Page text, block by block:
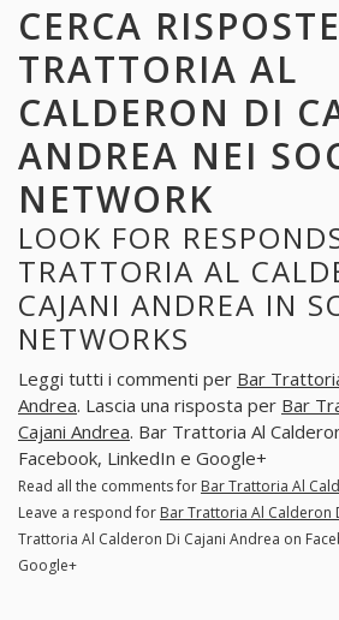
CERCA
TRATTORIA AL
CALDERON DI
ANDREA NEI
NETWORK
LOOK FOR
TRATTORIA AL
CAJANI ANDREA IN
NETWORKS
Leggi tutti i commenti per Bar
Andrea. Lascia una risposta per Bar
Cajani Andrea. Bar Trattoria Al
Facebook, LinkedIn e Google+
Read all the comments for Bar Trattoria Al
Leave a respond for Bar Trattoria Al Calderon
Trattoria Al Calderon Di Cajani Andrea on
Google+